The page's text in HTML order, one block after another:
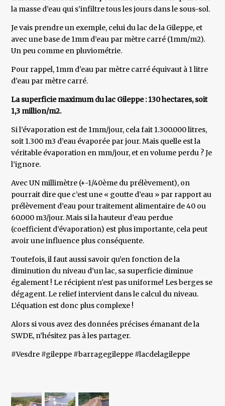
la masse d’eau qui s’infiltre tous les jours dans le sous-sol.
Je vais prendre un exemple, celui du lac de la Gileppe, et
avec une base de 1mm d’eau par mètre carré (1mm/m2).
Un peu comme en pluviométrie.
Pour rappel, 1mm d'eau par mètre carré équivaut à 1 litre
d'eau par mètre carré.
La superficie maximum du lac Gileppe : 130 hectares, soit
1,3 million/m2.
Si l’évaporation est de 1mm/jour, cela fait 1.300.000 litres,
soit 1.300 m3 d’eau évaporée par jour. Mais quelle est la
véritable évaporation en mm/jour, et en volume perdu ? Je
l’ignore.
Avec UN millimètre (+-1/40ème du prélèvement), on
pourrait dire que c’est une « goutte d’eau » par rapport au
prélèvement d’eau pour traitement alimentaire de 40 ou
60.000 m3/jour. Mais si la hauteur d’eau perdue
(coefficient d’évaporation) est plus importante, cela peut
avoir une influence plus conséquente.
Toutefois, il faut aussi savoir qu’en fonction de la
diminution du niveau d’un lac, sa superficie diminue
également ! Le récipient n'est pas uniforme! Les berges se
dégagent. Le relief intervient dans le calcul du niveau.
L’équation est donc plus complexe !
Alors si vous avez des données précises émanant de la
SWDE, n’hésitez pas à les partager.
#Vesdre #gileppe #barragegileppe #lacdelagileppe